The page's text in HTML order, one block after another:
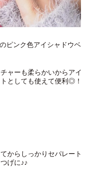
ピンク色アイシャドウベ
ャーも柔らかいからアイ
としても使えて便利◎！
からしっかりセパレート
げに♪♪